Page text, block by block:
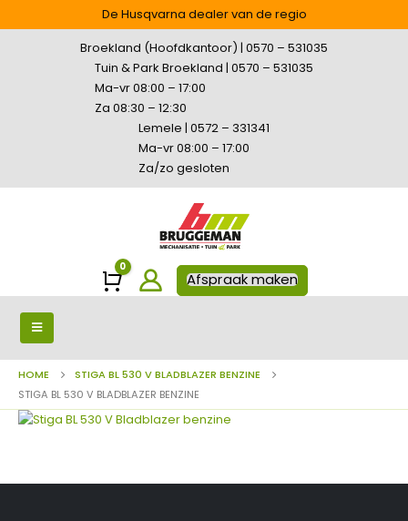
De Husqvarna dealer van de regio
Broekland (Hoofdkantoor) | 0570 – 531035
Tuin & Park Broekland | 0570 – 531035
Ma-vr 08:00 – 17:00
Za 08:30 – 12:30
Lemele | 0572 – 331341
Ma-vr 08:00 – 17:00
Za/zo gesloten
Winkelwagen
0
Afspraak maken
HOME
STIGA BL 530 V BLADBLAZER BENZINE
STIGA BL 530 V BLADBLAZER BENZINE